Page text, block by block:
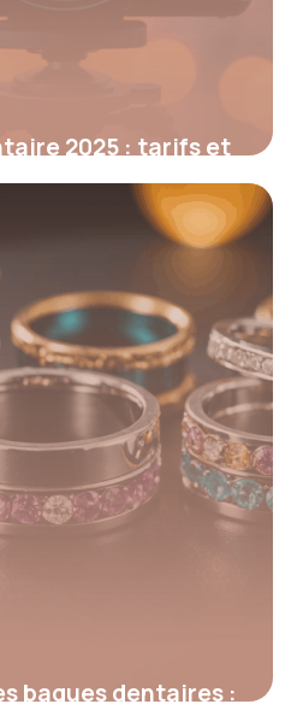
2025 : tarifs et
bagues dentaires :